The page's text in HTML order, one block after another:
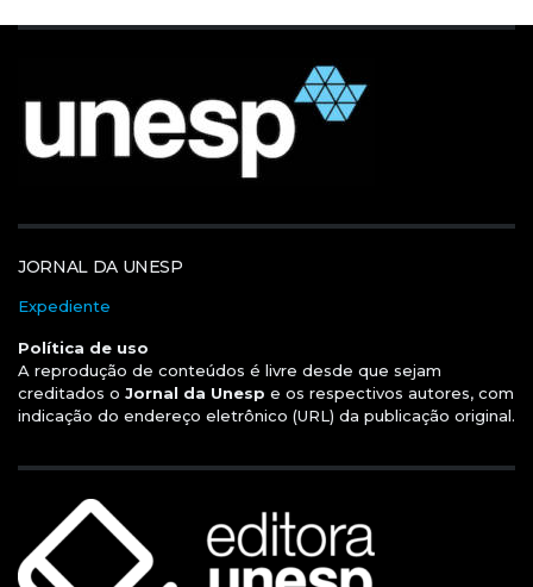
JORNAL DA UNESP
Expediente
Política de uso
A reprodução de conteúdos é livre desde que sejam
creditados o Jornal da Unesp e os respectivos autores, com
indicação do endereço eletrônico (URL) da publicação original.